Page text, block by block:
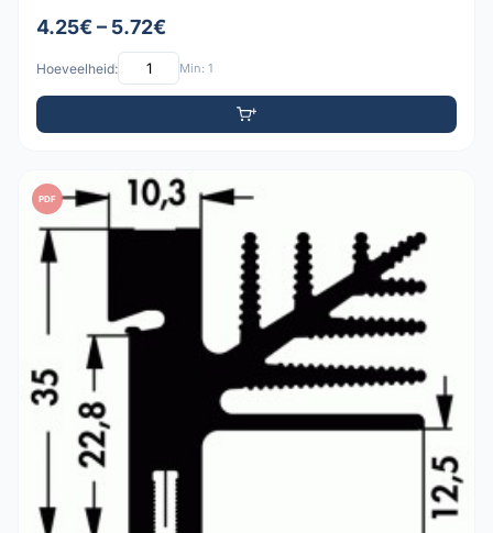
4.25€ – 5.72€
Hoeveelheid: Min: 1
PDF